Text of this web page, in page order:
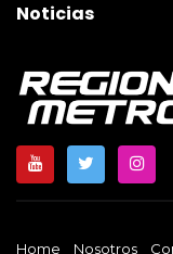
Noticias
Home Nosotros